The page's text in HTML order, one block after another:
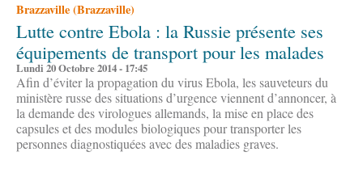
Brazzaville (Brazzaville)
Lutte contre Ebola : la Russie présente ses
équipements de transport pour les malades
Lundi 20 Octobre 2014 - 17:45
Afin d’éviter la propagation du virus Ebola, les sauveteurs du
ministère russe des situations d’urgence viennent d’annoncer, à
la demande des virologues allemands, la mise en place des
capsules et des modules biologiques pour transporter les
personnes diagnostiquées avec des maladies graves.